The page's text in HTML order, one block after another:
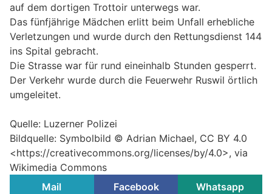
auf dem dortigen Trottoir unterwegs war.
Das fünfjährige Mädchen erlitt beim Unfall erhebliche
Verletzungen und wurde durch den Rettungsdienst 144
ins Spital gebracht.
Die Strasse war für rund eineinhalb Stunden gesperrt.
Der Verkehr wurde durch die Feuerwehr Ruswil örtlich
umgeleitet.
Quelle: Luzerner Polizei
Bildquelle: Symbolbild © Adrian Michael, CC BY 4.0
<https://creativecommons.org/licenses/by/4.0>, via
Wikimedia Commons
Mail
Facebook Whatsapp